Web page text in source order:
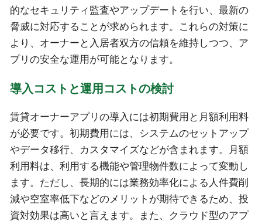
的なセキュリティ監査やアップデートを行い、最新の
脅威に対応することが求められます。これらの対策に
より、オーナーと入居者双方の信頼を維持しつつ、ア
プリの安全な運用が可能となります。
導入コストと運用コストの検討
賃貸オーナーアプリの導入には初期費用と月額利用料
が必要です。初期費用には、システムのセットアップ
やデータ移行、カスタマイズなどが含まれます。月額
利用料は、利用する機能や管理物件数によって変動し
ます。ただし、長期的には業務効率化による人件費削
減や空室率低下などのメリットが期待できるため、投
資対効果は高いと言えます。また、クラウド型のアプ